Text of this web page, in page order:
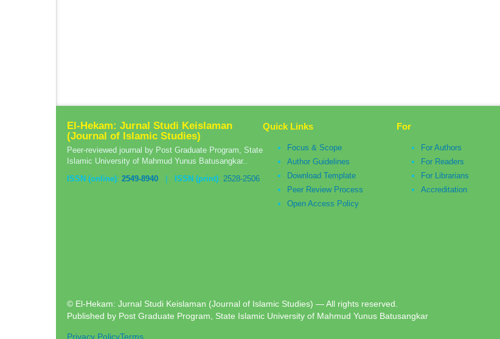
El-Hekam: Jurnal Studi Keislaman
(Journal of Islamic Studies)
Peer-reviewed journal by Post Graduate Program, State
Islamic University of Mahmud Yunus Batusangkar..
ISSN (online): 2549-8940 | ISSN (print): 2528-2506
Quick Links
Focus & Scope
Author Guidelines
Download Template
Peer Review Process
Open Access Policy
For
For Authors
For Readers
For Librarians
Accreditation
© El-Hekam: Jurnal Studi Keislaman (Journal of Islamic Studies) — All rights reserved.
Published by Post Graduate Program, State Islamic University of Mahmud Yunus Batusangkar
Privacy PolicyTerms